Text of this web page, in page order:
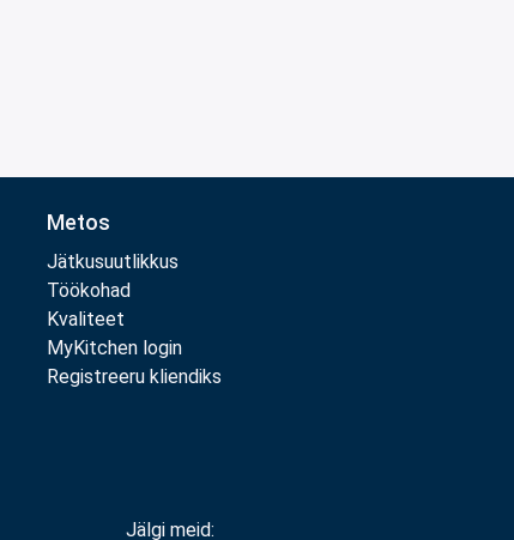
Metos
Jätkusuutlikkus
Töökohad
Kvaliteet
MyKitchen login
Registreeru kliendiks
Jälgi meid: